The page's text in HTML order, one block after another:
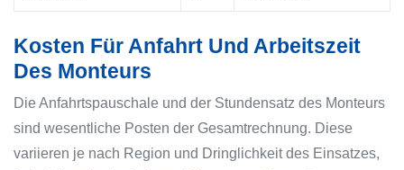
Kosten Für Anfahrt Und Arbeitszeit
Des Monteurs
Die Anfahrtspauschale und der Stundensatz des Monteurs
sind wesentliche Posten der Gesamtrechnung. Diese
variieren je nach Region und Dringlichkeit des Einsatzes,